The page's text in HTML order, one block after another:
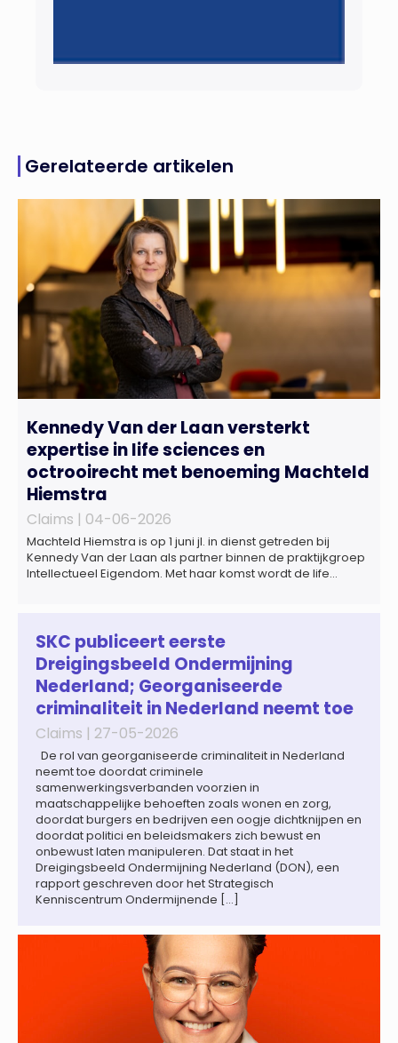
Gerelateerde artikelen
Kennedy Van der Laan versterkt
expertise in life sciences en
octrooirecht met benoeming Machteld
Hiemstra
Claims | 04-06-2026
Machteld Hiemstra is op 1 juni jl. in dienst getreden bij
Kennedy Van der Laan als partner binnen de praktijkgroep
Intellectueel Eigendom. Met haar komst wordt de life
regelgeving relevant voor de life sciences sector en de […]
SKC publiceert eerste
Dreigingsbeeld Ondermijning
Nederland; Georganiseerde
criminaliteit in Nederland neemt toe
Claims | 27-05-2026
De rol van georganiseerde criminaliteit in Nederland
neemt toe doordat criminele
samenwerkingsverbanden voorzien in
maatschappelijke behoeften zoals wonen en zorg,
doordat burgers en bedrijven een oogje dichtknijpen en
doordat politici en beleidsmakers zich bewust en
onbewust laten manipuleren. Dat staat in het
Dreigingsbeeld Ondermijning Nederland (DON), een
rapport geschreven door het Strategisch
Kenniscentrum Ondermijnende […]